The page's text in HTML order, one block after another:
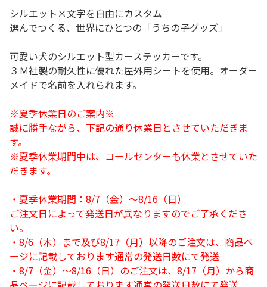
シルエット×文字を自由にカスタム
選んでつくる、世界にひとつの「うちの子グッズ」
可愛い犬のシルエット型カーステッカーです。
３Ｍ社製の耐久性に優れた屋外用シートを使用。オーダー
メイドで名前を入れられます。
※夏季休業日のご案内※
誠に勝手ながら、下記の通り休業日とさせていただきま
す。
※夏季休業期間中は、コールセンターも休業とさせていた
だきます。
・夏季休業期間：8/7（金）～8/16（日）
ご注文日によって発送日が異なりますのでご了承くださ
い。
・8/6（木）まで及び8/17（月）以降のご注文は、商品ペ
ージに記載しております通常の発送日数にて発送
・8/7（金）～8/16（日）のご注文は、8/17（月）から商